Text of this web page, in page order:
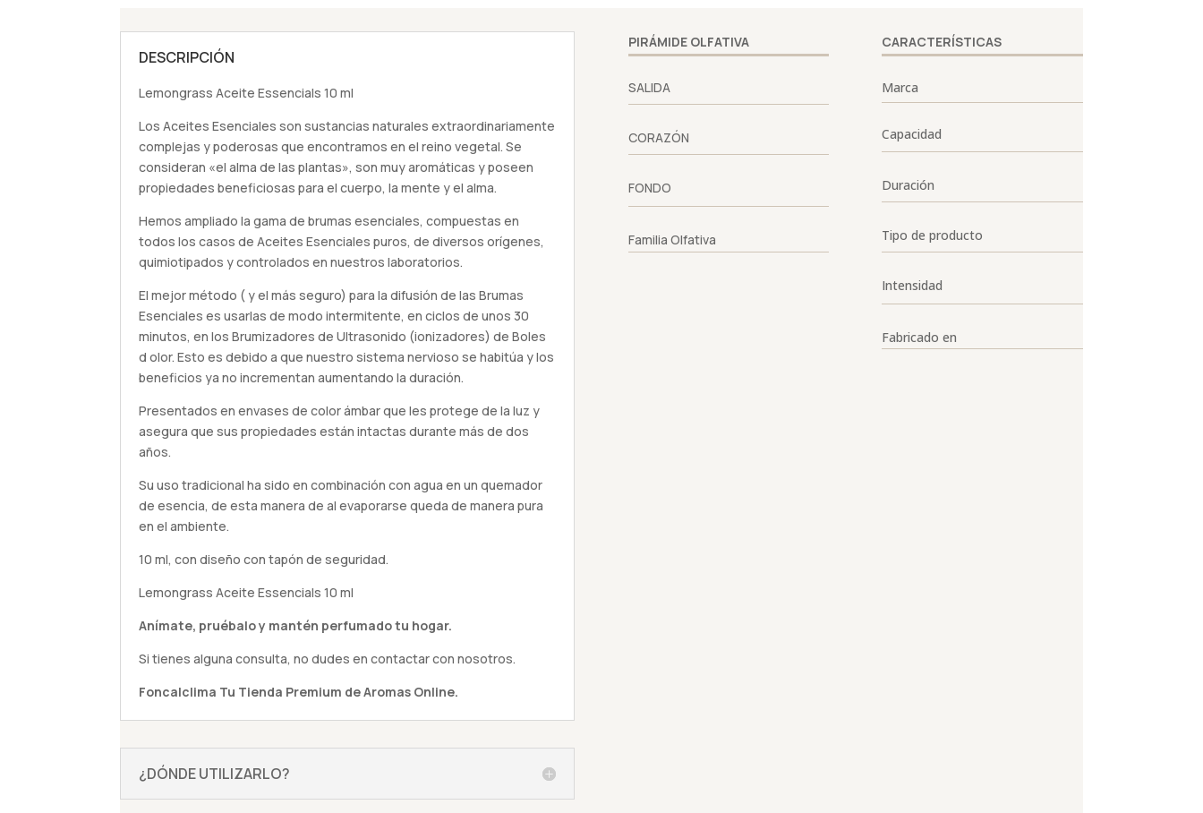
DESCRIPCIÓN
Lemongrass Aceite Essencials 10 ml
Los Aceites Esenciales son sustancias naturales extraordinariamente
complejas y poderosas que encontramos en el reino vegetal. Se
consideran «el alma de las plantas», son muy aromáticas y poseen
propiedades beneficiosas para el cuerpo, la mente y el alma.
Hemos ampliado la gama de brumas esenciales, compuestas en
todos los casos de Aceites Esenciales puros, de diversos orígenes,
quimiotipados y controlados en nuestros laboratorios.
El mejor método ( y el más seguro) para la difusión de las Brumas
Esenciales es usarlas de modo intermitente, en ciclos de unos 30
minutos, en los Brumizadores de Ultrasonido (ionizadores) de Boles
d olor. Esto es debido a que nuestro sistema nervioso se habitúa y los
beneficios ya no incrementan aumentando la duración.
Presentados en envases de color ámbar que les protege de la luz y
asegura que sus propiedades están intactas durante más de dos
años.
Su uso tradicional ha sido en combinación con agua en un quemador
de esencia, de esta manera de al evaporarse queda de manera pura
en el ambiente.
10 ml, con diseño con tapón de seguridad.
Lemongrass Aceite Essencials 10 ml
Anímate, pruébaloy mantén perfumado tu hogar.
Si tienes algunaconsulta, no dudes en contactar con nosotros.
Foncalclima Tu Tienda Premium de Aromas Online.
¿DÓNDE UTILIZARLO?
PIRÁMIDE OLFATIVA
SALIDA
CORAZÓN
FONDO
Familia Olfativa
CARACTERÍSTICAS
Marca
Capacidad
Duración
Tipo de producto
Intensidad
Fabricado en